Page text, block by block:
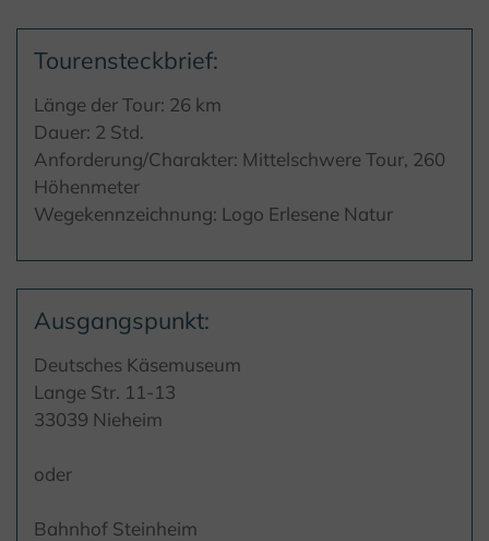
Tourensteckbrief:
Länge der Tour: 26 km
Dauer: 2 Std.
Anforderung/Charakter: Mittelschwere Tour, 260
Höhenmeter
Wegekennzeichnung: Logo Erlesene Natur
Ausgangspunkt:
Deutsches Käsemuseum
Lange Str. 11-13
33039 Nieheim
oder
Bahnhof Steinheim